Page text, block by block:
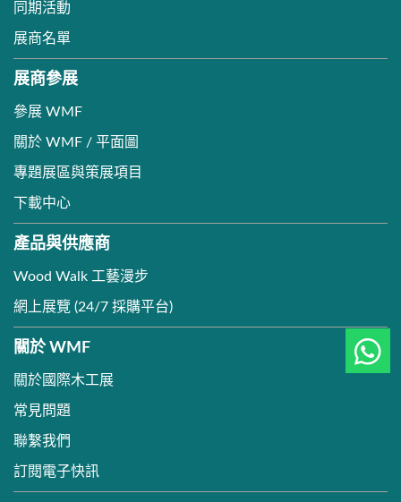
同期活動
展商名單
展商參展
參展 WMF
關於 WMF / 平面圖
專題展區與策展項目
下載中心
產品與供應商
Wood Walk 工藝漫步
網上展覽 (24/7 採購平台)
關於 WMF
關於國際木工展
常見問題
聯繫我們
訂閱電子快訊